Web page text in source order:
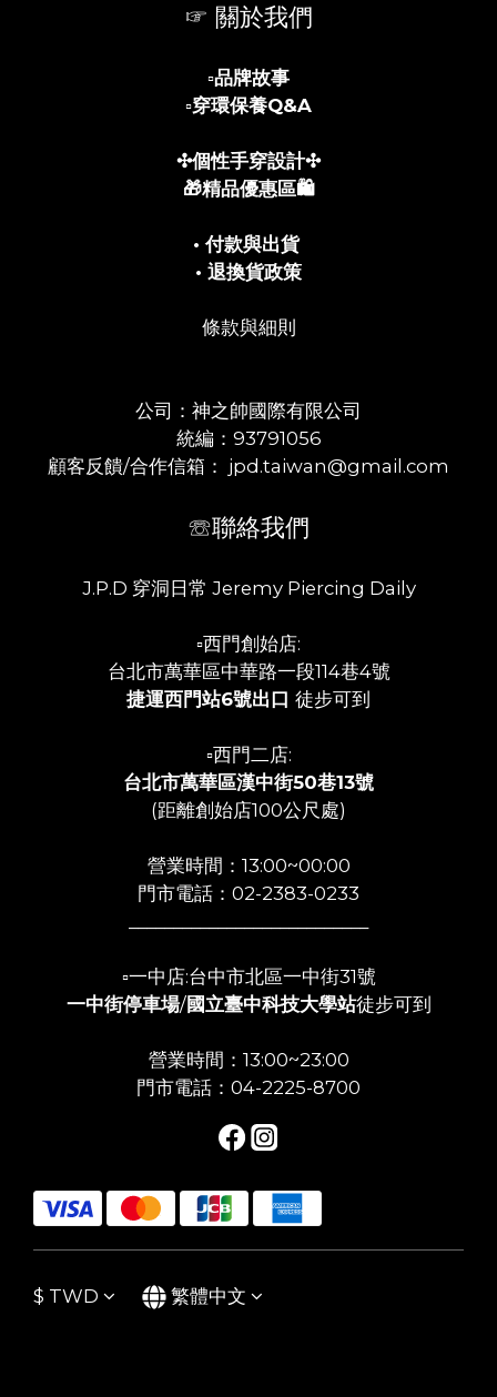
☞ 關於我們
▫️品牌故事
▫️穿環保養Q&A
✣個性手穿設計✣
🎁精品優惠區🛍️
• 付款與出貨
• 退換貨政策
條款與細則
公司：神之帥國際有限公司
統編：93791056
顧客反饋/合作信箱： jpd.taiwan@gmail.com
☏聯絡我們
J.P.D 穿洞日常 Jeremy Piercing Daily
▫️西門創始店:
台北市萬華區中華路一段114巷4號
捷運西門站6號出口 徒步可到
▫️西門二店:
台北市萬華區漢中街50巷13號
(距離創始店100公尺處)
營業時間：13:00~00:00
門市電話：02-2383-0233
▫️一中店:台中市北區一中街31號
一中街停車場/國立臺中科技大學站徒步可到
營業時間：13:00~23:00
門市電話：04-2225-8700
$ TWD 繁體中文